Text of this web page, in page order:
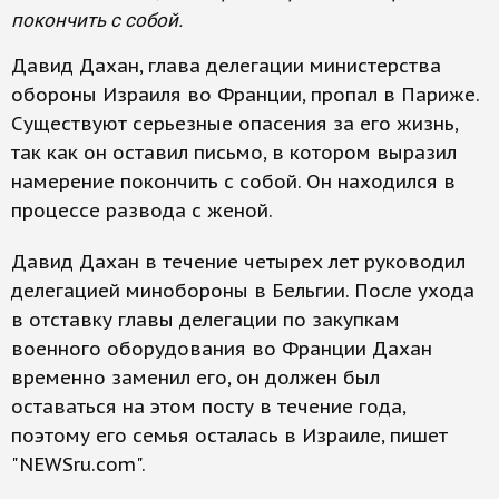
покончить с собой.
Давид Дахан, глава делегации министерства
обороны Израиля во Франции, пропал в Париже.
Существуют серьезные опасения за его жизнь,
так как он оставил письмо, в котором выразил
намерение покончить с собой. Он находился в
процессе развода с женой.
Давид Дахан в течение четырех лет руководил
делегацией минобороны в Бельгии. После ухода
в отставку главы делегации по закупкам
военного оборудования во Франции Дахан
временно заменил его, он должен был
оставаться на этом посту в течение года,
поэтому его семья осталась в Израиле, пишет
"NEWSru.com".